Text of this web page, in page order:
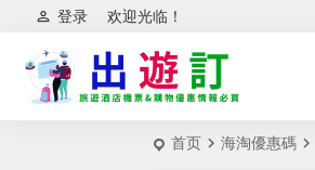
欢迎光临！
登录
首页 海淘優惠碼